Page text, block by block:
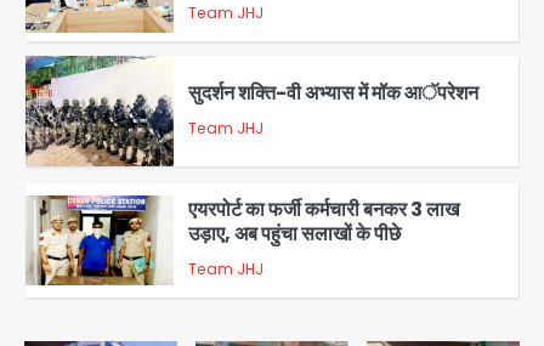
3
Team JHJ
4
सुदर्शन शक्ति-वी अभ्यास में मॉक आॅपरेशन
Team JHJ
5
एयरपोर्ट का फर्जी कर्मचारी बनकर 3 लाख
उड़ाए, अब पहुंचा सलाखों के पीछे
Team JHJ
Noida Sector-49: सेक्टर-49 में 18